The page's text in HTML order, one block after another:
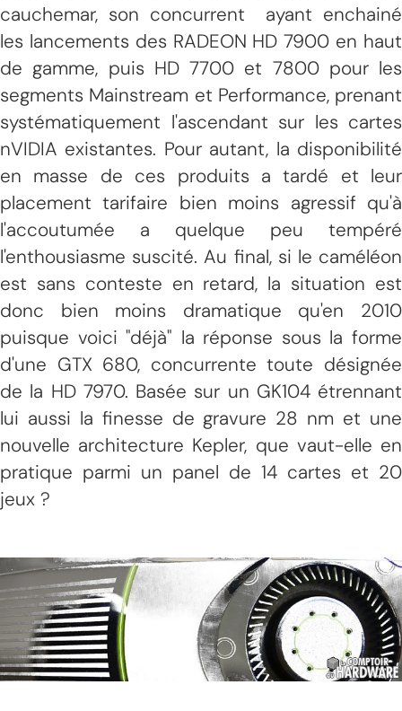
cauchemar, son concurrent ayant enchainé
les lancements des RADEON HD 7900 en haut
de gamme, puis HD 7700 et 7800 pour les
segments Mainstream et Performance, prenant
systématiquement l'ascendant sur les cartes
nVIDIA existantes. Pour autant, la disponibilité
en masse de ces produits a tardé et leur
placement tarifaire bien moins agressif qu'à
l'accoutumée a quelque peu tempéré
l'enthousiasme suscité. Au final, si le caméléon
est sans conteste en retard, la situation est
donc bien moins dramatique qu'en 2010
puisque voici "déjà" la réponse sous la forme
d'une GTX 680, concurrente toute désignée
de la HD 7970. Basée sur un GK104 étrennant
lui aussi la finesse de gravure 28 nm et une
nouvelle architecture Kepler, que vaut-elle en
pratique parmi un panel de 14 cartes et 20
jeux ?